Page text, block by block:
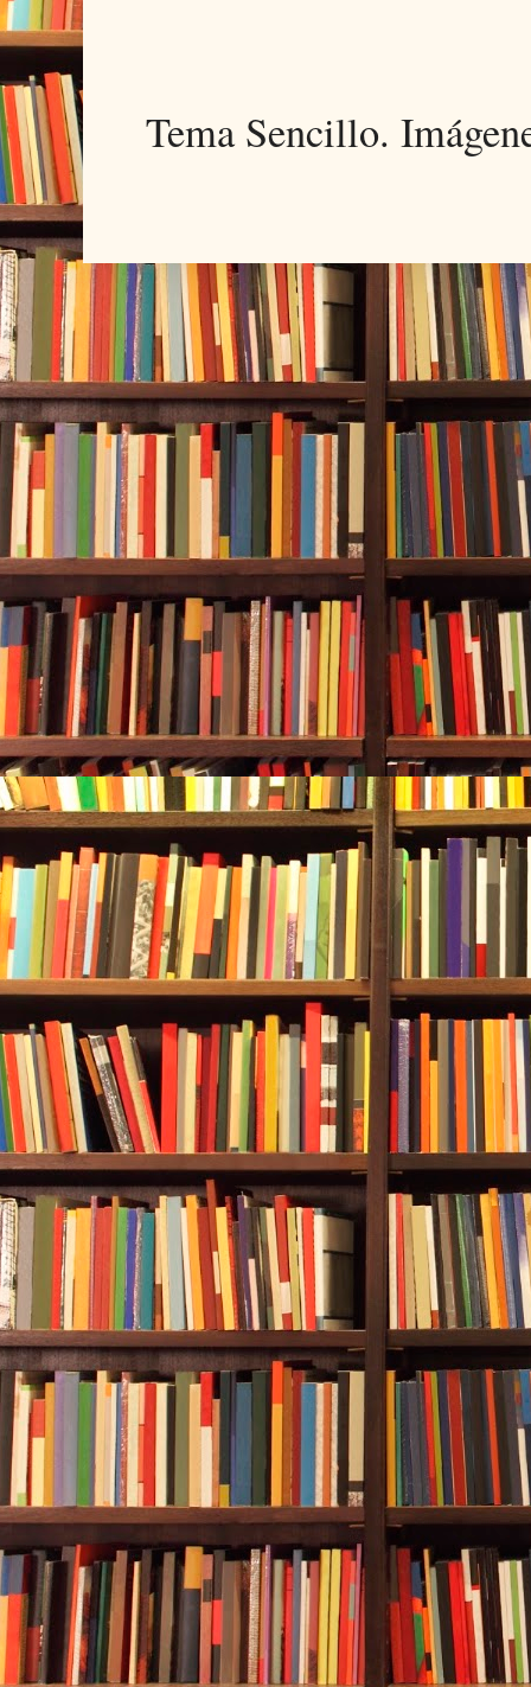
Tema Sencillo.